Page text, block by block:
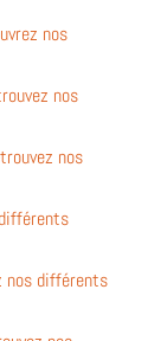
nos
nos
nos
nos différents